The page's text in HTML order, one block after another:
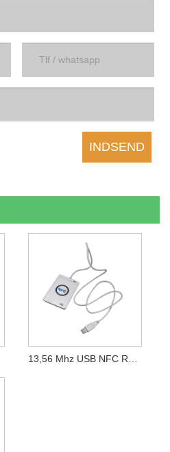
13,56 Mhz USB NFC RFID-Kortlæserskriver ACR122 Kontaktløs Smartkortskriver